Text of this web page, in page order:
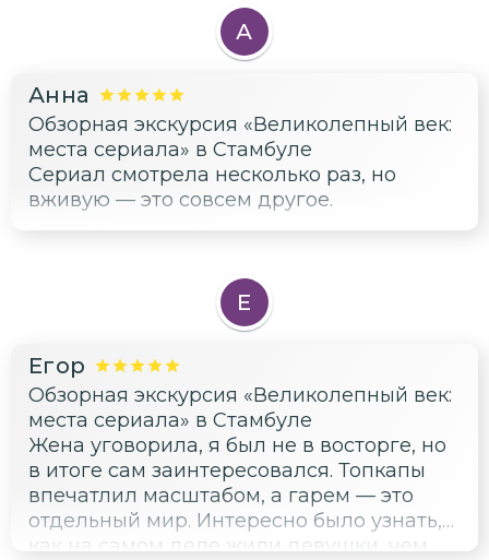
А
Анна
Обзорная экскурсия «Великолепный век:
места сериала» в Стамбуле
Сериал смотрела несколько раз, но
вживую — это совсем другое.
Е
Егор
Обзорная экскурсия «Великолепный век:
места сериала» в Стамбуле
Жена уговорила, я был не в восторге, но
в итоге сам заинтересовался. Топкапы
впечатлил масштабом, а гарем — это
отдельный мир. Интересно было узнать,
как на самом деле жили девушки, чем